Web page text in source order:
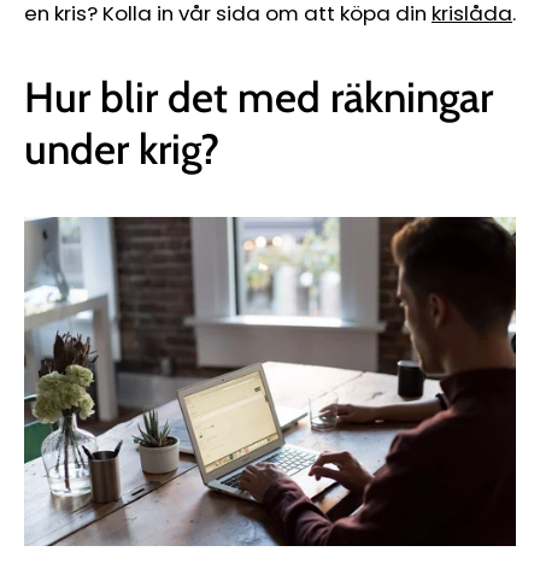
en kris? Kolla in vår sida om att köpa din krislåda.
Hur blir det med räkningar
under krig?